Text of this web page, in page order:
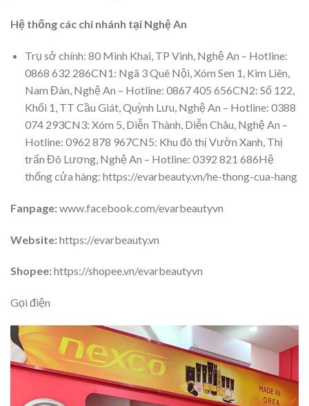
Hệ thống các chi nhánh tại Nghệ An
Trụ sở chính: 80 Minh Khai, TP Vinh, Nghệ An – Hotline:
0868 632 286CN1: Ngã 3 Quê Nội, Xóm Sen 1, Kim Liên,
Nam Đàn, Nghệ An – Hotline: 0867 405 656CN2: Số 122,
Khối 1, TT Cầu Giát, Quỳnh Lưu, Nghệ An – Hotline: 0388
074 293CN3: Xóm 5, Diễn Thành, Diễn Châu, Nghệ An –
Hotline: 0962 878 967CN5: Khu đô thị Vườn Xanh, Thị
trấn Đô Lương, Nghệ An – Hotline: 0392 821 686Hệ
thống cửa hàng: https://evarbeauty.vn/he-thong-cua-hang
Fanpage:www.facebook.com/evarbeautyvn
Website:https://evarbeauty.vn
Shopee:https://shopee.vn/evarbeautyvn
Gọi điện